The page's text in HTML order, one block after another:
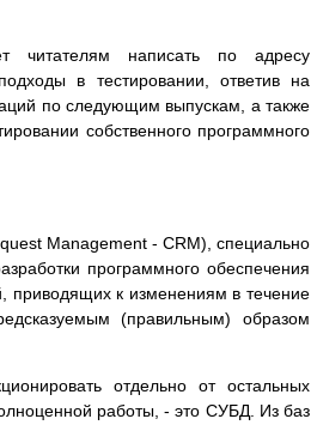
читателям написать по адресу
в тестировании, ответив на
по следующим выпускам, а также
собственного программного
Management - CRM), специально
программного обеспечения
приводящих к изменениям в течение
(правильным) образом
отдельно от остальных
работы, - это СУБД. Из баз